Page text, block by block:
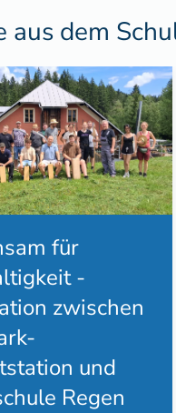
aus dem
für
-
zwischen
und
Regen